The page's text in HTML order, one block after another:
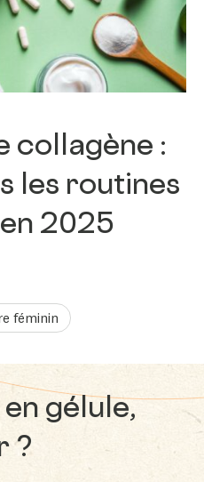
collagène :
les routines
2025
féminin
gélule,
?